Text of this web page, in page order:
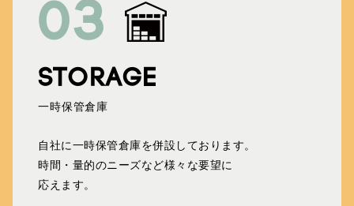
03
STORAGE
一時保管倉庫
自社に一時保管倉庫を併設しております。
時間・量的のニーズなど様々な要望に
応えます。